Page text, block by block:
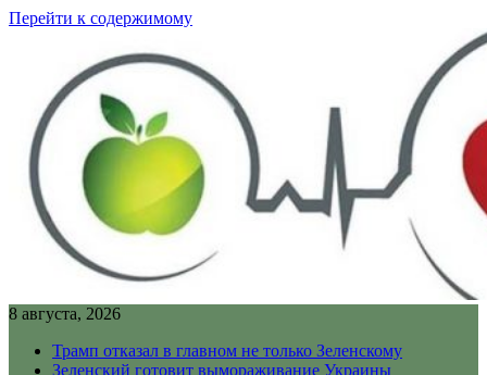
Перейти к содержимому
8 августа, 2026
Трамп отказал в главном не только Зеленскому
Зеленский готовит вымораживание Украины